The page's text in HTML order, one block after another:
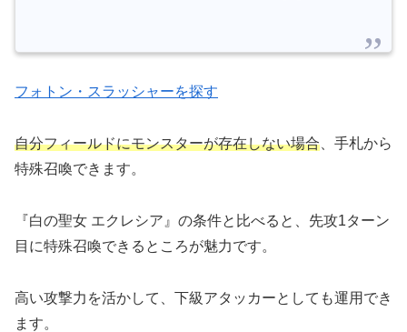
フォトン・スラッシャーを探す
自分フィールドにモンスターが存在しない場合 、手札から
特殊召喚できます。
『白の聖女 エクレシア』の条件と比べると、先攻1ターン
目に特殊召喚できるところが魅力です。
高い攻撃力を活かして、下級アタッカーとしても運用でき
ます。